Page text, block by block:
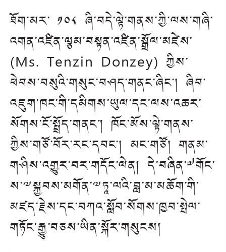
ཐོག་མར་ ༡༠༨ ཞི་བདེ་ལྟེ་གནས་ཀྱི་ལས་གཞི་
འགན་འཛིན་ལྕམ་བསྟན་འཛིན་སྒྲོལ་མཛེས་
(Ms. Tenzin Donzey) ཀྱིས་
ཕེབས་བསུའི་གསུང་བཤད་གནང་ཞིང་། ཞིབ་
འཇུག་ཁང་གི་དམིགས་ཡུལ་དང་ལས་འཆར་
སོགས་ངོ་སྤྲོད་གནང། ཁོང་མོས་ལྟེ་གནས་
ཀྱིས་གཙོ་བོར་རང་དབང་། མང་གཙོ། གནམ་
གཤིས་འགྱུར་བར་གདོང་ལེན། དེ་བཞིན་༧གོང་
ས་༸སྐྱབས་མགོན་༸ཏཱ་ལའི་བླ་མ་མཆོག་གི་
མཛད་རྗེས་དང་བཀའ་སློབ་སོགས་ཁྱབ་སྤེལ་
གཏོང་རྒྱུ་བཅས་ཡིན་སྐོར་གསུངས།